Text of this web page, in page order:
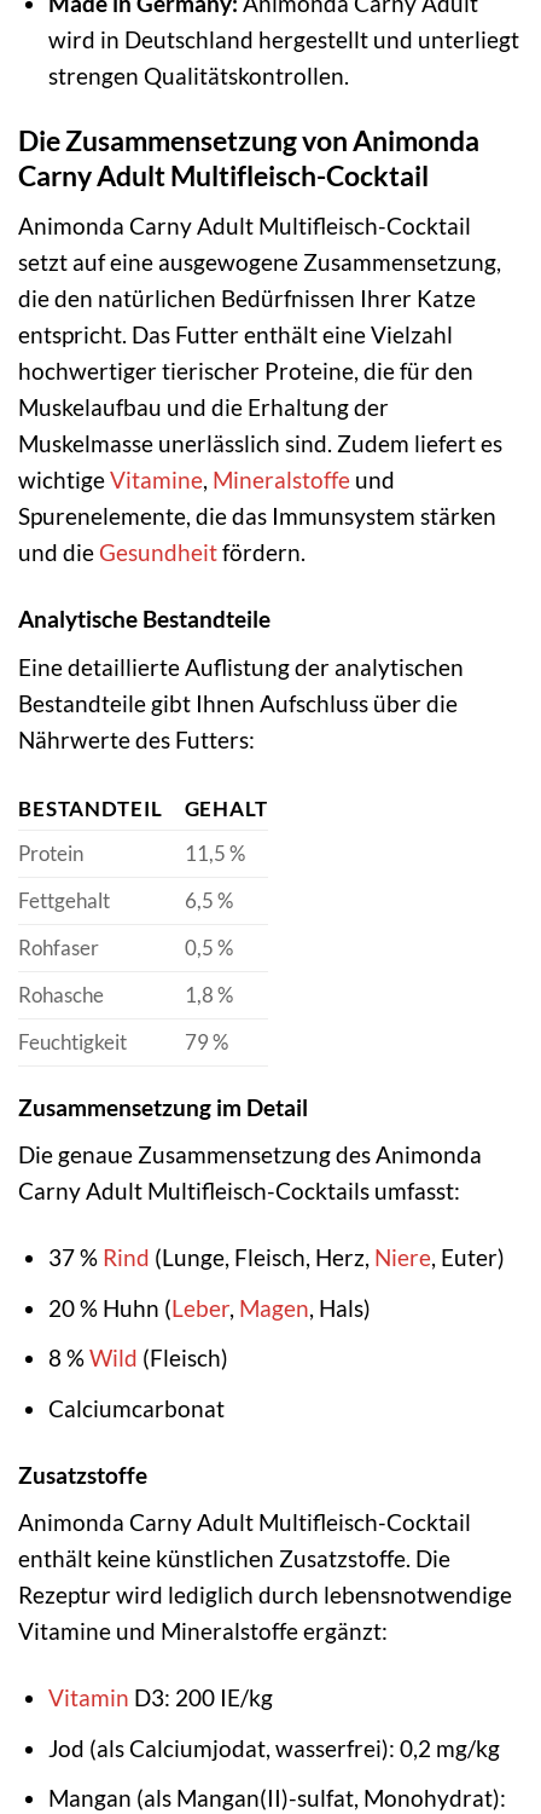
wird in Deutschland hergestellt und unterliegt
strengen Qualitätskontrollen.
Die Zusammensetzung von Animonda
Carny Adult Multifleisch-Cocktail
Animonda Carny Adult Multifleisch-Cocktail
setzt auf eine ausgewogene Zusammensetzung,
die den natürlichen Bedürfnissen Ihrer Katze
entspricht. Das Futter enthält eine Vielzahl
hochwertiger tierischer Proteine, die für den
Muskelaufbau und die Erhaltung der
Muskelmasse unerlässlich sind. Zudem liefert es
wichtigeVitamine, Mineralstoffe und
Spurenelemente, die das Immunsystem stärken
und die Gesundheitfördern.
Analytische Bestandteile
Eine detaillierte Auflistung der analytischen
Bestandteile gibt Ihnen Aufschluss über die
Nährwerte des Futters:
BESTANDTEIL
GEHALT
Protein
11,5 %
Fettgehalt
6,5 %
Rohfaser
0,5 %
Rohasche
1,8 %
Feuchtigkeit
79 %
Zusammensetzung im Detail
Die genaue Zusammensetzung des Animonda
Carny Adult Multifleisch-Cocktails umfasst:
37 % Rind (Lunge, Fleisch, Herz, Niere, Euter)
20 % Huhn (Leber, Magen, Hals)
8 %Wild (Fleisch)
Calciumcarbonat
Zusatzstoffe
Animonda Carny Adult Multifleisch-Cocktail
enthält keine künstlichen Zusatzstoffe. Die
Rezeptur wird lediglich durch lebensnotwendige
Vitamine und Mineralstoffe ergänzt:
Vitamin D3: 200 IE/kg
Jod (als Calciumjodat, wasserfrei): 0,2 mg/kg
Mangan (als Mangan(II)-sulfat, Monohydrat):